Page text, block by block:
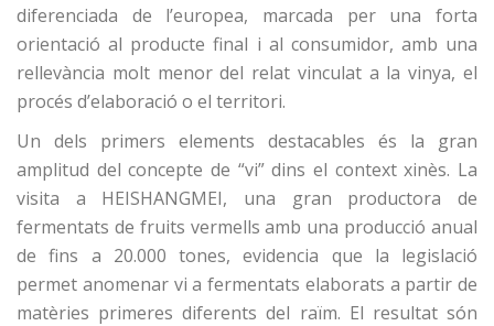
diferenciada de l’europea, marcada per una forta
orientació al producte final i al consumidor, amb una
rellevància molt menor del relat vinculat a la vinya, el
procés d’elaboració o el territori.
Un dels primers elements destacables és la gran
amplitud del concepte de “vi” dins el context xinès. La
visita a HEISHANGMEI, una gran productora de
fermentats de fruits vermells amb una producció anual
de fins a 20.000 tones, evidencia que la legislació
permet anomenar vi a fermentats elaborats a partir de
matèries primeres diferents del raïm. El resultat són